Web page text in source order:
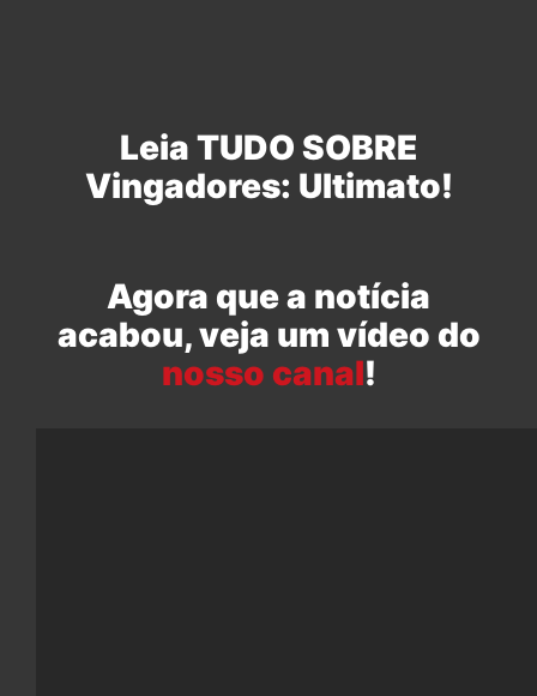
Leia TUDO SOBRE
Vingadores: Ultimato!
Agora que a notícia
acabou, veja um vídeo do
nosso canal!